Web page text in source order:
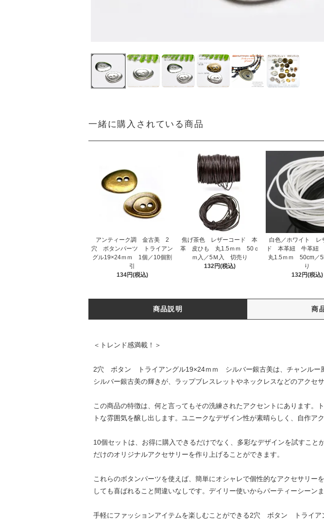
一緒に購入されている商品
アンティーク調 金古美 2
穴 ボタンパーツ トライアン
グル19×24ｍｍ 1個／10個割
引
134円(税込)
焦げ茶色 レザーコード 本
革 皮ひも 丸1.5ｍｍ 50ｃ
ｍ入／5Ｍ入 切売り
132円(税込)
白色／ホワイト レ
ド 本革紐 牛革紐
丸1.5ｍｍ 50cm／
り
132円(税込)
商品説明 商
＜トレンド感満載！＞
2穴 ボタン トライアングル19×24ｍｍ シルバー銀古美は、チャンルー
シルバー銀古美の輝きが、ラップブレスレットやネックレスなどのアクセ
この商品の特徴は、何と言ってもその洗練されたアクセントにあります
トな雰囲気を醸し出します。ユニークなデザイン性が素晴らしく、自作ア
10個セットは、お得に購入できるだけでなく、多彩なデザインを試すこ
だけのオリジナルアクセサリーを作り上げることができます。
これらのボタンパーツを使えば、簡単にオシャレで個性的なアクセサリ
しても喜ばれること間違いなしです。デイリー使いからパーティーシーン
手軽にファッションアイテムを楽しむことができる2穴 ボタン トライ